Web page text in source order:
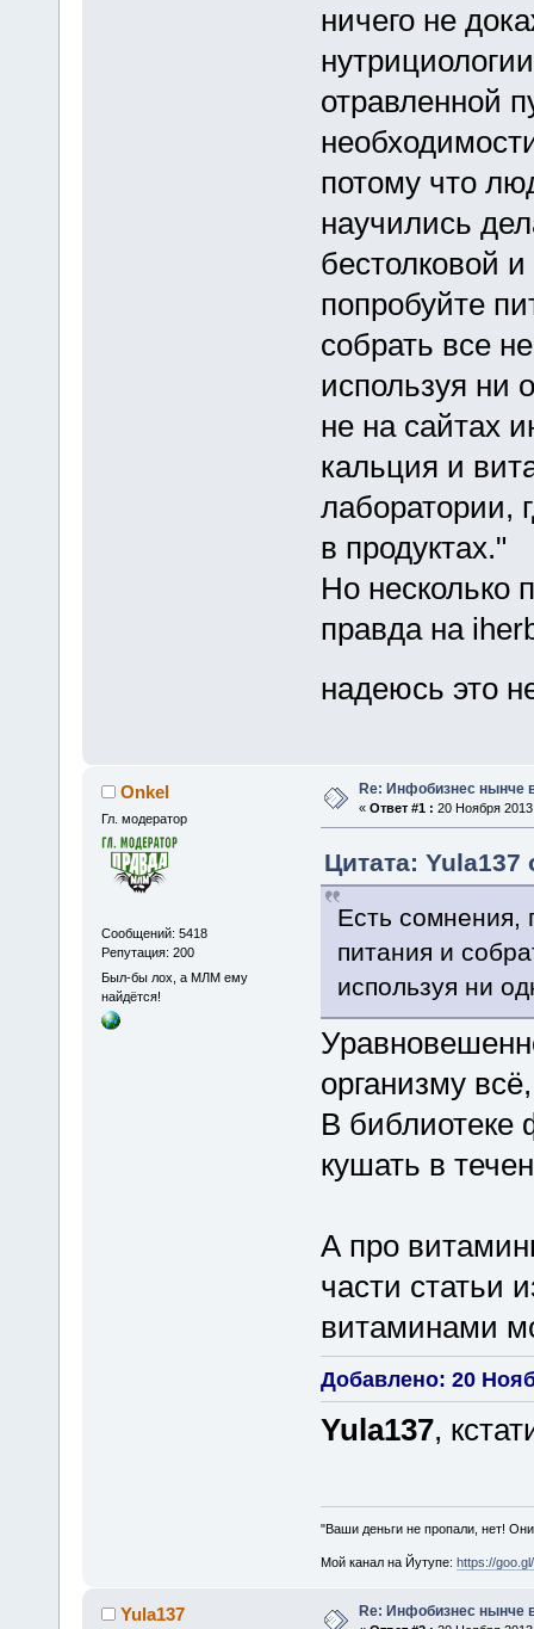
ничего не
отравленной
потому что
научились
бестолковой
попробуйте
собрать все
используя ни
не на сайтах
кальция и
лаборатории,
в продуктах."
Но несколько
правда на
надеюсь это
Onkel
Гл. модератор
Сообщений: 5418
Репутация: 200
Был-бы лох, а МЛМ ему
найдётся!
Re: Инфобизнес нынче
« Ответ #1 : 20 Ноября
Цитата: Yula137
Есть сомнения,
питания и
используя ни
организму
В библиотеке
кушать в
А про
части статьи
витаминами
Добавлено: 20
Yula137,
"Ваши деньги не пропали, нет!
Мой канал на Йутупе: https://
Yula137 Re: Инфобизнес нынче